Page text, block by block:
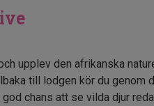
upplev den afrikanska
till lodgen kör du genom
chans att se vilda djur